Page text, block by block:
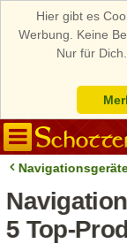
Hier gibt es
Werbung. Keine
Nur für
5 Top-